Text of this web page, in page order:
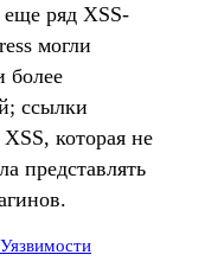
ряд XSS-
могли
более
ссылки
которая не
представлять
Уязвимости